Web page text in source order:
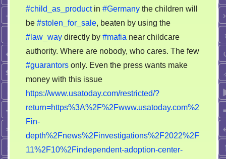
#child_as_productin #Germany the children will
be #stolen_for_sale, beaten by using the
#law_way directly by #mafia near childcare
authority. Where are nobody, who cares. The few
#guarantors only. Even the press wants make
money with this issue
https://www.usatoday.com/restricted/?
return=https%3A%2F%2Fwww.usatoday.com%2
Fin-
depth%2Fnews%2Finvestigations%2F2022%2F
11%2F10%2Findependent-adoption-center-